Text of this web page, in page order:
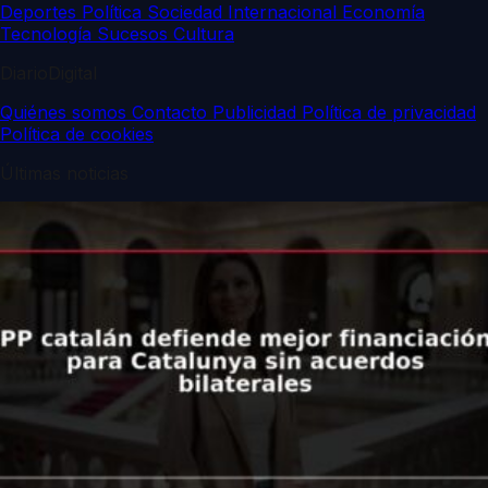
Deportes Política Sociedad Internacional Economía
Tecnología Sucesos Cultura
Quiénes somos Contacto Publicidad Política de privacidad
Política de cookies